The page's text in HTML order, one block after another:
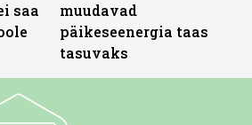
saa
muudavad
päikeseenergia taas
tasuvaks